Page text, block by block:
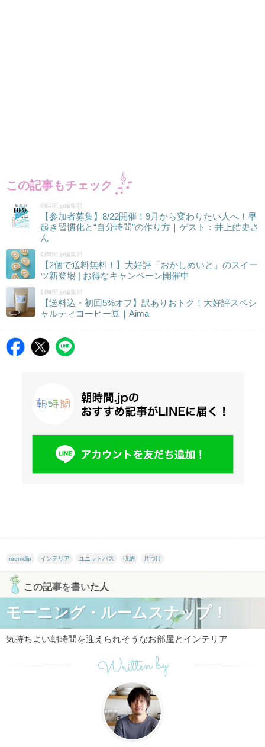
この記事もチェック
朝時間.jp編集部
【参加者募集】8/22開催！9月から変わりたい人へ！早
起き習慣化と“自分時間”の作り方｜ゲスト：井上皓史さ
ん
朝時間.jp編集部
【2個で送料無料！】大好評「おかしめいと」のスイー
ツ新登場 | お得なキャンペーン開催中
朝時間.jp編集部
【送料込・初回5%オフ】訳ありおトク！大好評スペシ
ャルティコーヒー豆｜Aima
roomclip インテリア ユニットバス 収納 片づけ
この記事を書いた人
モーニング・ルームスナップ！
気持ちよい朝時間を迎えられそうなお部屋とインテリア
Written by